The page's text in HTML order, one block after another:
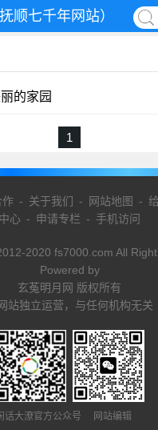
顺七千年网站）
的家园
1
作- 关于我们 - 网站地图 -
中心 - 申请专栏 - 手机访问
2020 fs7000.com All
Powered by
玄菟明月网 版权所有
站独立运营，与任何机构无关
话大潦官方公众号 网站编辑